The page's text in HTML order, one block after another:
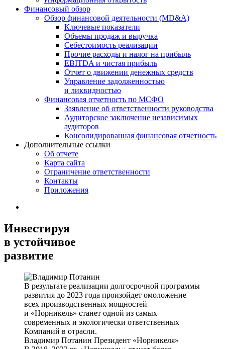
Финансовый обзор
Обзор финансовой деятельности (MD&A)
Ключевые показатели
Объемы продаж и выручка
Себестоимость реализации
Прочие расходы и налог на прибыль
EBITDA и чистая прибыль
Отчет о движении денежных средств
Управление задолженностью
и ликвидностью
Финансовая отчетность по МСФО
Заявление об ответственности руководства
Аудиторское заключение независимых
аудиторов
Консолидированная финансовая отчетность
Дополнительные ссылки
Об отчете
Карта сайта
Ограничение ответственности
Контакты
Приложения
Инвестируя
в устойчивое
развитие
В результате реализации долгосрочной программы
развития до 2023 года произойдет омоложение
всех производственных мощностей
и «Норникель» станет одной из самых
современных и экологически ответственных
Компаний в отрасли.
Владимир Потанин Президент «Норникеля»